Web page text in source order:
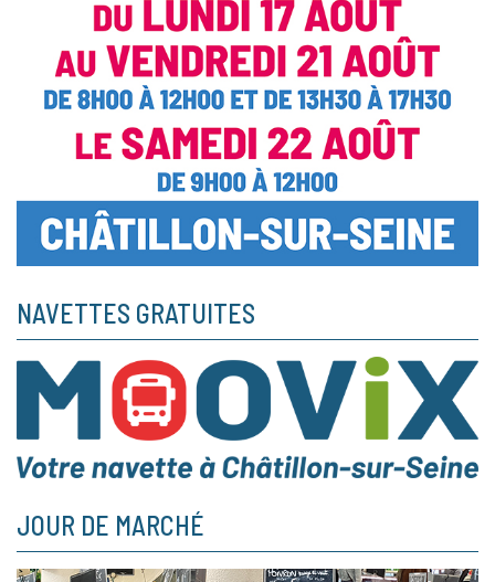
NAVETTES GRATUITES
JOUR DE MARCHÉ